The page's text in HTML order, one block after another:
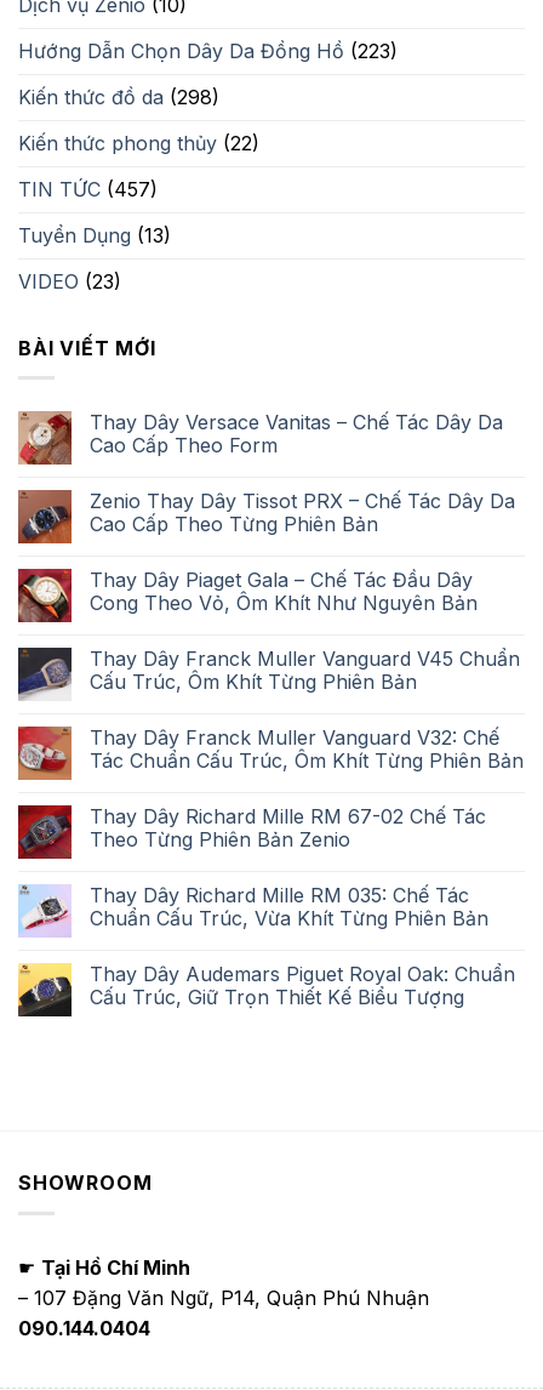
Hướng Dẫn Chọn Dây Da Đồng Hồ (223)
Kiến thức đồ da (298)
Kiến thức phong thủy (22)
TIN TỨC (457)
Tuyển Dụng (13)
VIDEO (23)
BÀI VIẾT MỚI
Thay Dây Versace Vanitas – Chế Tác Dây Da
Cao Cấp Theo Form
Zenio Thay Dây Tissot PRX – Chế Tác Dây Da
Cao Cấp Theo Từng Phiên Bản
Thay Dây Piaget Gala – Chế Tác Đầu Dây
Cong Theo Vỏ, Ôm Khít Như Nguyên Bản
Thay Dây Franck Muller Vanguard V45 Chuẩn
Cấu Trúc, Ôm Khít Từng Phiên Bản
Thay Dây Franck Muller Vanguard V32: Chế
Tác Chuẩn Cấu Trúc, Ôm Khít Từng Phiên Bản
Thay Dây Richard Mille RM 67-02 Chế Tác
Theo Từng Phiên Bản Zenio
Thay Dây Richard Mille RM 035: Chế Tác
Chuẩn Cấu Trúc, Vừa Khít Từng Phiên Bản
Thay Dây Audemars Piguet Royal Oak: Chuẩn
Cấu Trúc, Giữ Trọn Thiết Kế Biểu Tượng
SHOWROOM
☛ Tại Hồ Chí Minh
– 107 Đặng Văn Ngữ, P14, Quận Phú Nhuận
090.144.0404